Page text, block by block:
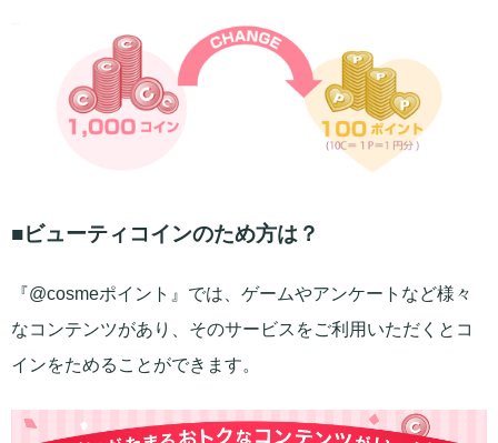
■ビューティコインのため方は？
『@cosmeポイント』では、ゲームやアンケートなど様々
なコンテンツがあり、そのサービスをご利用いただくとコ
インをためることができます。